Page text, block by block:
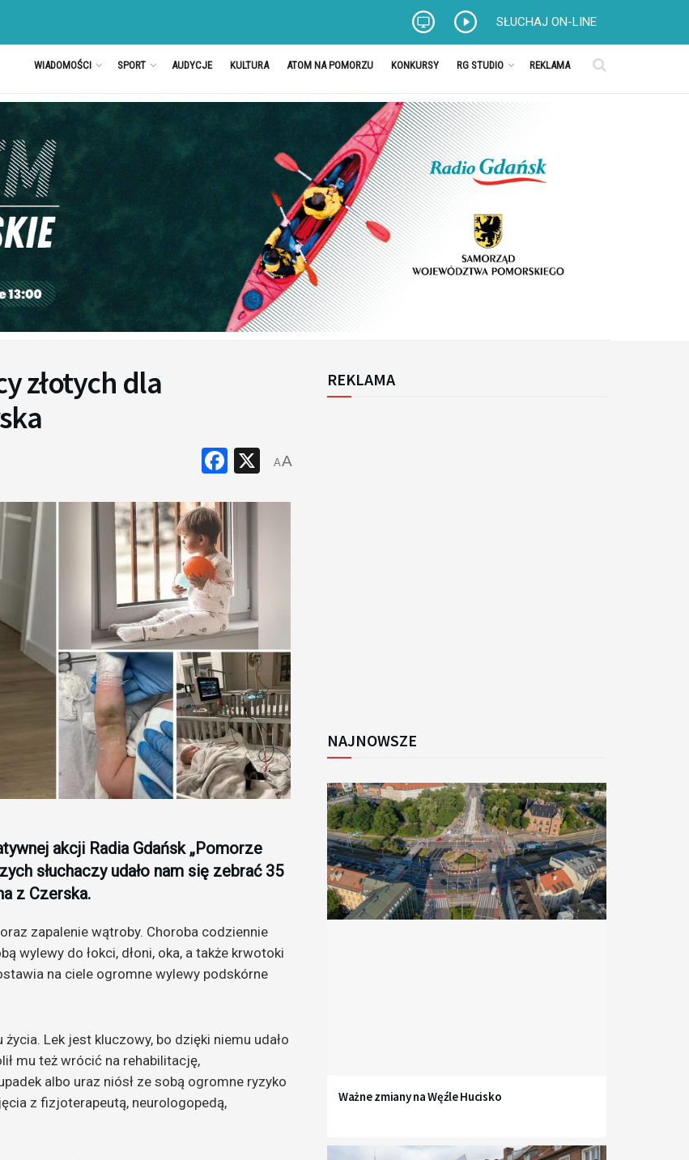
SŁUCHAJ ON-LINE
WIADOMOŚCI SPORT AUDYCJE KULTURA ATOM NA POMORZU KONKURSY RG STUDIO REKLAMA
złotych dla
Facebook
X
AA
akcji Radia Gdańsk „Pomorze
słuchaczy udało nam się zebrać 35
z Czerska.
zapalenie wątroby. Choroba codziennie
wylewy do łokci, dłoni, oka, a także krwotoki
na ciele ogromne wylewy podskórne
Lek jest kluczowy, bo dzięki niemu udało
mu też wrócić na rehabilitację,
albo uraz niósł ze sobą ogromne ryzyko
z fizjoterapeutą, neurologopedą,
REKLAMA
NAJNOWSZE
Ważne zmiany na Węźle Hucisko